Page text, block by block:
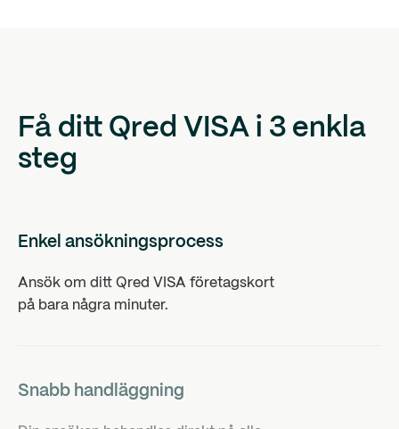
Få ditt Qred VISA i 3 enkla
steg
Enkel ansökningsprocess
Ansök om ditt Qred VISA företagskort
på bara några minuter.
Snabb handläggning